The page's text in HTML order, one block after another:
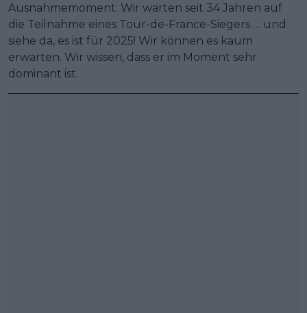
Ausnahmemoment. Wir warten seit 34 Jahren auf
die Teilnahme eines Tour-de-France-Siegers … und
siehe da, es ist für 2025! Wir können es kaum
erwarten. Wir wissen, dass er im Moment sehr
dominant ist.